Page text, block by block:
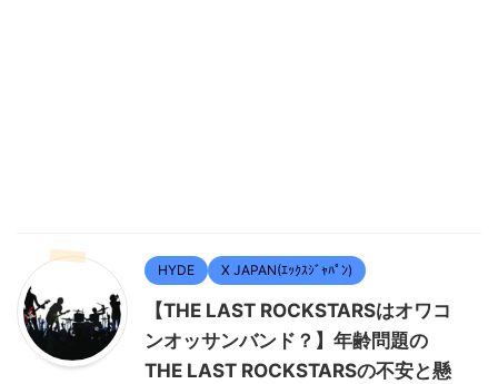
HYDE X JAPAN(ｴｯｸｽｼﾞｬﾊﾟﾝ)
【THE LAST ROCKSTARSはオワコ
ンオッサンバンド？】年齢問題の
THE LAST ROCKSTARSの不安と懸